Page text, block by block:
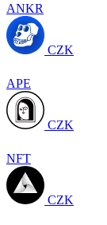
ANKR
CZK
APE
CZK
NFT
CZK